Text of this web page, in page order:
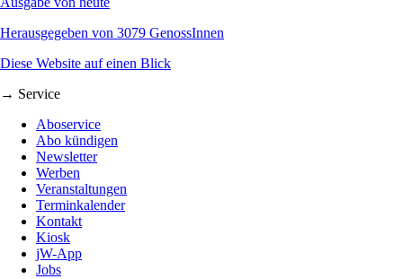
Herausgegeben von 3079 GenossInnen
Diese Website auf einen Blick
→ Service
Aboservice
Abo kündigen
Newsletter
Werben
Veranstaltungen
Terminkalender
Kontakt
Kiosk
jW-App
Jobs